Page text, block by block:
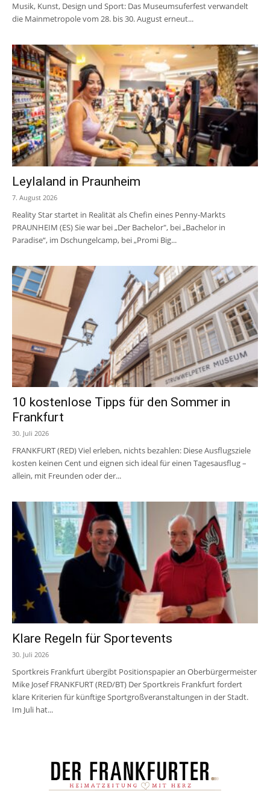
Musik, Kunst, Design und Sport: Das Museumsuferfest verwandelt
die Mainmetropole vom 28. bis 30. August erneut...
Leylaland in Praunheim
7. August 2026
Reality Star startet in Realität als Chefin eines Penny-Markts
PRAUNHEIM (ES) Sie war bei „Der Bachelor", bei „Bachelor in
Paradise“, im Dschungelcamp, bei „Promi Big...
10 kostenlose Tipps für den Sommer in
Frankfurt
30. Juli 2026
FRANKFURT (RED) Viel erleben, nichts bezahlen: Diese Ausflugsziele
kosten keinen Cent und eignen sich ideal für einen Tagesausflug –
allein, mit Freunden oder der...
Klare Regeln für Sportevents
30. Juli 2026
Sportkreis Frankfurt übergibt Positionspapier an Oberbürgermeister
Mike Josef FRANKFURT (RED/BT) Der Sportkreis Frankfurt fordert
klare Kriterien für künftige Sportgroßveranstaltungen in der Stadt.
Im Juli hat...